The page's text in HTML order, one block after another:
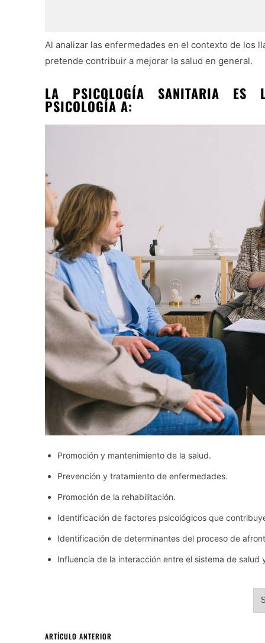
Al analizar las enfermedades en el contexto de los
pretende contribuir a mejorar la salud en general.
LA PSICOLOGÍA SANITARIA ES
PSICOLOGÍA A:
Promoción y mantenimiento de la salud.
Prevención y tratamiento de enfermedades.
Promoción de la rehabilitación.
Identificación de factores psicológicos que
Identificación de determinantes del proceso de
Influencia de la interacción entre el sistema de
ARTÍCULO ANTERIOR